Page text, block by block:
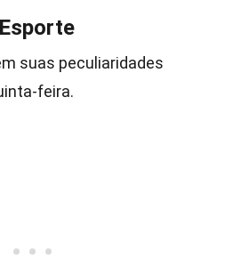
suas peculiaridades
feira.